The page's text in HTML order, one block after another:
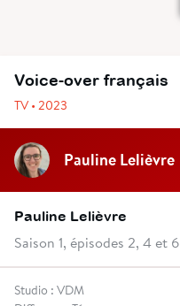
Voice-over français
TV • 2023
Pauline Lelièvre
Pauline Lelièvre
Saison 1, épisodes 2, 4 et 6
Studio : VDM